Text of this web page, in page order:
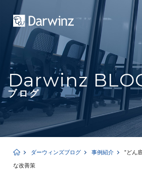
Darwinz
ブログ
ダーウィンズブログ 事例紹介 ”どん
な改善策